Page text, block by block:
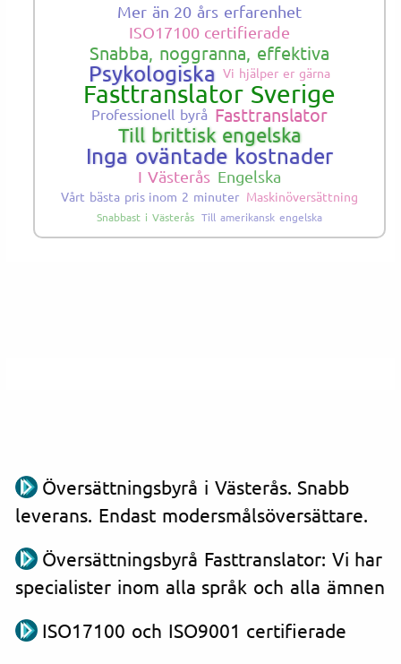
Mer än 20 års erfarenhet
ISO17100 certifierade
Snabba, noggranna, effektiva
Psykologiska Vi hjälper er gärna
Fasttranslator Sverige
Professionell byrå Fasttranslator
Till brittisk engelska
Inga oväntade kostnader
I Västerås Engelska
Vårt bästa pris inom 2 minuter Maskinöversättning
Snabbast i Västerås Till amerikansk engelska
Översättningsbyrå i Västerås. Snabb
leverans. Endast modersmålsöversättare.
Översättningsbyrå Fasttranslator: Vi har
specialister inom alla språk och alla ämnen
ISO17100 och ISO9001 certifierade